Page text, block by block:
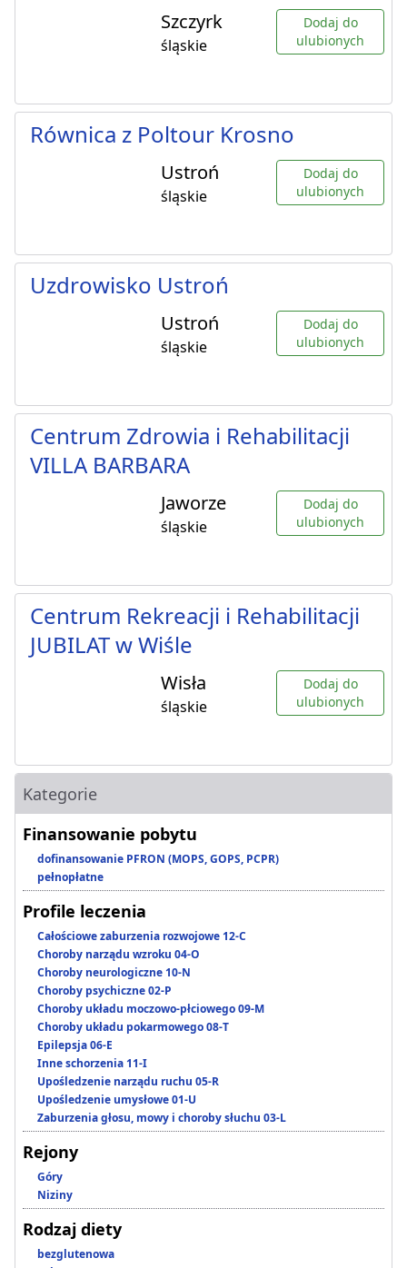
Szczyrk
śląskie
Dodaj do
ulubionych
Równica z Poltour Krosno
Ustroń
śląskie
Dodaj do
ulubionych
Uzdrowisko Ustroń
Ustroń
śląskie
Dodaj do
ulubionych
Centrum Zdrowia i Rehabilitacji
VILLA BARBARA
Jaworze
śląskie
Dodaj do
ulubionych
Centrum Rekreacji i Rehabilitacji
JUBILAT w Wiśle
Wisła
śląskie
Dodaj do
ulubionych
Kategorie
Finansowanie pobytu
dofinansowanie PFRON (MOPS, GOPS, PCPR)
pełnopłatne
Profile leczenia
Całościowe zaburzenia rozwojowe 12-C
Choroby narządu wzroku 04-O
Choroby neurologiczne 10-N
Choroby psychiczne 02-P
Choroby układu moczowo-płciowego 09-M
Choroby układu pokarmowego 08-T
Epilepsja 06-E
Inne schorzenia 11-I
Upośledzenie narządu ruchu 05-R
Upośledzenie umysłowe 01-U
Zaburzenia głosu, mowy i choroby słuchu 03-L
Rejony
Góry
Niziny
Rodzaj diety
bezglutenowa